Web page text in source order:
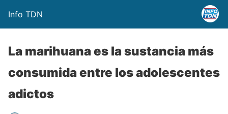
Info TDN
La marihuana es la sustancia más
consumida entre los adolescentes
adictos